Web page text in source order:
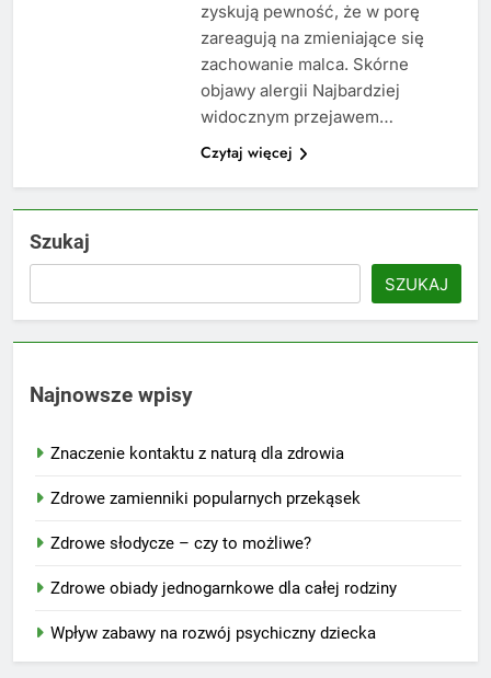
zyskują pewność, że w porę
zareagują na zmieniające się
zachowanie malca. Skórne
objawy alergii Najbardziej
widocznym przejawem…
Czytaj więcej
Szukaj
SZUKAJ
Najnowsze wpisy
Znaczenie kontaktu z naturą dla zdrowia
Zdrowe zamienniki popularnych przekąsek
Zdrowe słodycze – czy to możliwe?
Zdrowe obiady jednogarnkowe dla całej rodziny
Wpływ zabawy na rozwój psychiczny dziecka